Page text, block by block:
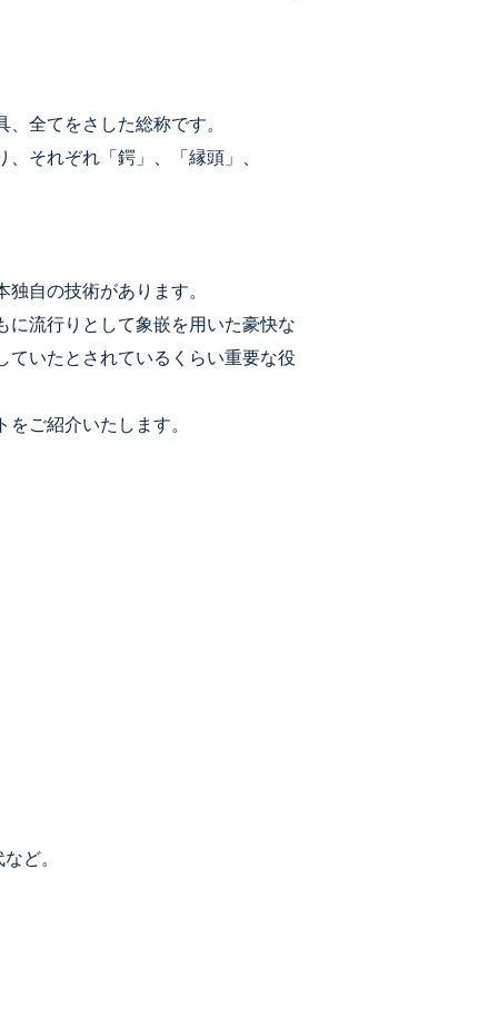
全てをさした総称です。
それぞれ「鍔」、「縁頭」、
自の技術があります。
に流行りとして象嵌を用いた豪快な
ていたとされているくらい重要な役
ご紹介いたします。
ど。